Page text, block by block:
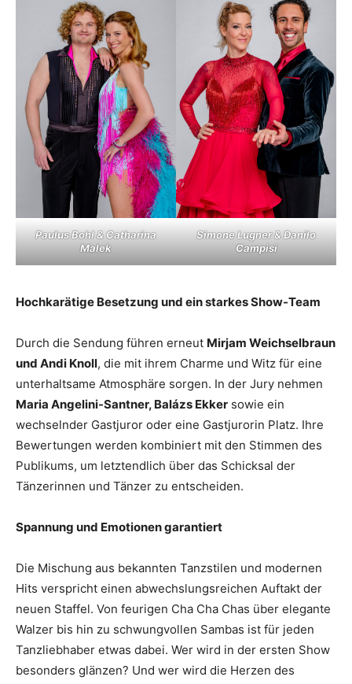
Paulus Bohl & Catharina
Malek
Simone Lugner & Danilo
Campisi
Hochkarätige Besetzung und ein starkes Show-Team
Durch die Sendung führen erneut Mirjam Weichselbraun
und Andi Knoll, die mit ihrem Charme und Witz für eine
unterhaltsame Atmosphäre sorgen. In der Jury nehmen
Maria Angelini-Santner, Balázs Ekker sowie ein
wechselnder Gastjuror oder eine Gastjurorin Platz. Ihre
Bewertungen werden kombiniert mit den Stimmen des
Publikums, um letztendlich über das Schicksal der
Tänzerinnen und Tänzer zu entscheiden.
Spannung und Emotionen garantiert
Die Mischung aus bekannten Tanzstilen und modernen
Hits verspricht einen abwechslungsreichen Auftakt der
neuen Staffel. Von feurigen Cha Cha Chas über elegante
Walzer bis hin zu schwungvollen Sambas ist für jeden
Tanzliebhaber etwas dabei. Wer wird in der ersten Show
besonders glänzen? Und wer wird die Herzen des